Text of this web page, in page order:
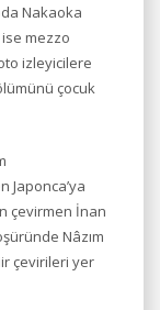
Nakaoka
mezzo
izleyicilere
çocuk
Japonca’ya
çevirmen İnan
Nâzım
çevirileri yer